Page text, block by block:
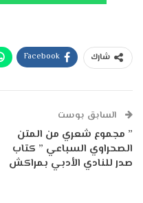
شارك Facebook
السابق بوست
” مجموع شعري من المتن
الصحراوي السباعي ” كتاب
صدر للنادي الأدبي بمراكش